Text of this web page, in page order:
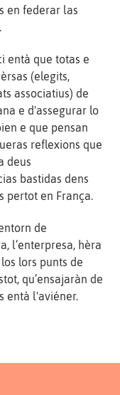
en federar las
entà que totas e
(elegits,
associatius) de
e d'assegurar lo
e que pensan
reflexions que
deus
bastidas dens
pertot en França.
de
l’enterpresa, hèra
lors punts de
qu’ensajaràn de
entà l'aviéner.